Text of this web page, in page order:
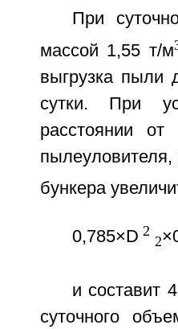
При
массой 1,55 т/м
выгрузка пыли
сутки. При
расстоянии
бункера
0,785×D 2
2
и составит
суточного